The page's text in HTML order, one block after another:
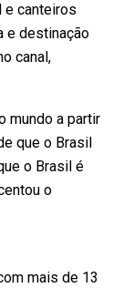
e canteiros
e destinação
canal,
mundo a partir
que o Brasil
o Brasil é
o
mais de 13